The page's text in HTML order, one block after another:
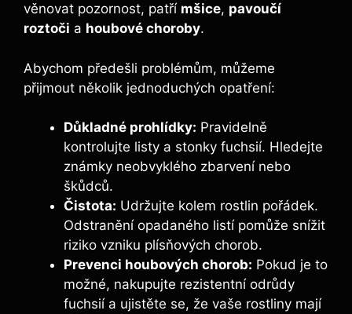
věnovat pozornost, patří mšice, pavoučí
roztoči a houbové choroby.
Abychom předešli problémům, můžeme
přijmout několik jednoduchých opatření:
Důkladné prohlídky: Pravidelně
kontrolujte listy a stonky fuchsií. Hledejte
známky neobvyklého zbarvení nebo
škůdců.
Čistota: Udržujte kolem rostlin pořádek.
Odstranění opadaného listí pomůže snížit
riziko vzniku plísňových chorob.
Prevenci houbových chorob: Pokud je to
možné, nakupujte rezistentní odrůdy
fuchsií a ujistěte se, že vaše rostliny mají